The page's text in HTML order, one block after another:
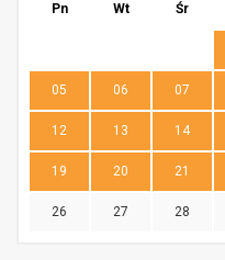
Pn Wt Śr
05 06 07
12 13 14
19 20 21
26 27 28